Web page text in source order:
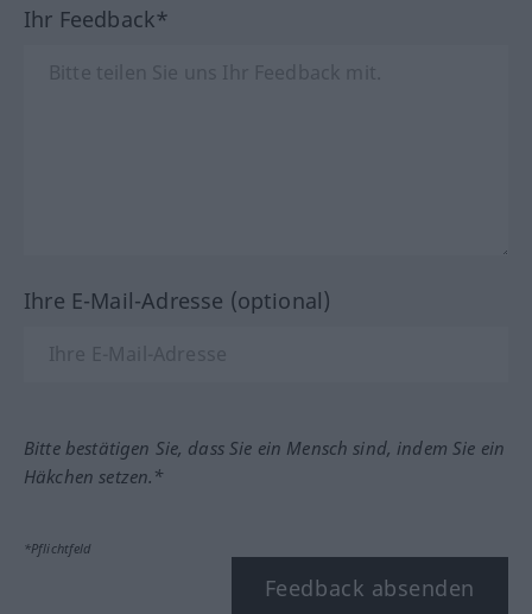
Ihr Feedback*
Ihre E-Mail-Adresse (optional)
Bitte bestätigen Sie, dass Sie ein Mensch sind, indem Sie ein
Häkchen setzen.*
*Pflichtfeld
Feedback absenden